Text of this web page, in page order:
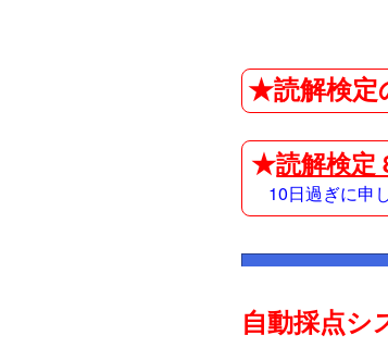
★読解検定
★読解検定
10日過ぎに申
自動採点シ